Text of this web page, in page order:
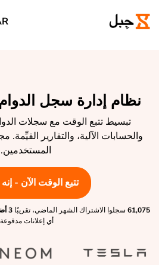
نظام إدارة سجل الدوام
تبسيط تتبع الوقت مع سجلات
والحسابات الآلية، والتقارير
المستخدمين.
تتبع الوقت الآن -
61,075 سجلوا الاشتراك الشهر الماضي، تقريبًا 3 أضعاف
أي إعلانات